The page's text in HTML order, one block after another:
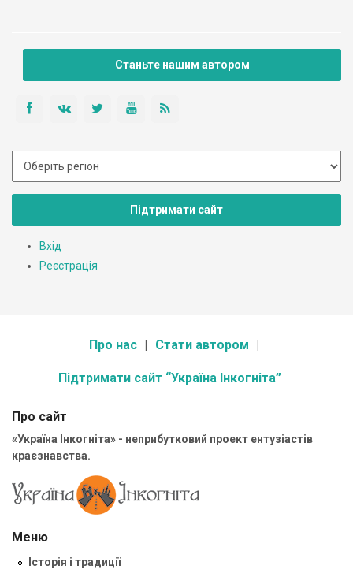
Станьте нашим автором
Підтримати сайт
Вхід
Реєстрація
Про нас Стати автором
Підтримати сайт “Україна Інкогніта”
Про сайт
«Україна Інкогніта» - неприбутковий проект ентузіастів
краєзнавства.
Меню
Історія і традиції